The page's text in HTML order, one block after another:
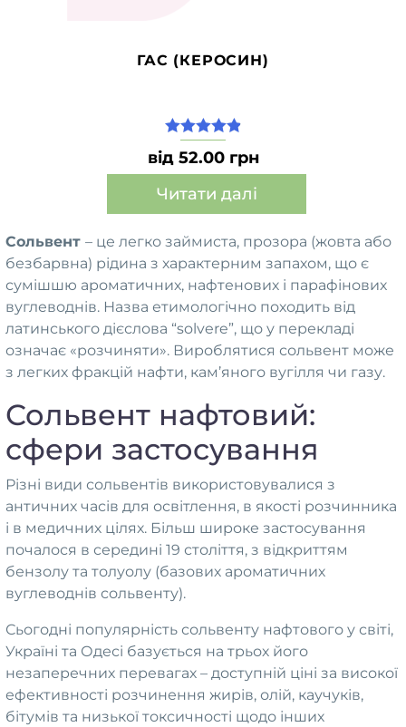
ГАС (КЕРОСИН)
від 52.00 грн
Читати далі
Цей
товар
має
кілька
варіантів.
Параметри
можна
вибрати
на
товару
Сольвент – це легко займиста, прозора (жовта або
безбарвна) рідина з характерним запахом, що є
сумішшю ароматичних, нафтенових і парафінових
вуглеводнів. Назва етимологічно походить від
латинського дієслова “solvere”, що у перекладі
означає «розчиняти». Вироблятися сольвент може
з легких фракцій нафти, кам’яного вугілля чи газу.
Сольвент нафтовий:
сфери застосування
Різні види сольвентів використовувалися з
античних часів для освітлення, в якості розчинника
і в медичних цілях. Більш широке застосування
почалося в середині 19 століття, з відкриттям
бензолу та толуолу (базових ароматичних
вуглеводнів сольвенту).
Сьогодні популярність сольвенту нафтового у світі,
Україні та Одесі базується на трьох його
незаперечних перевагах – доступній ціні за високої
ефективності розчинення жирів, олій, каучуків,
бітумів та низької токсичності щодо інших